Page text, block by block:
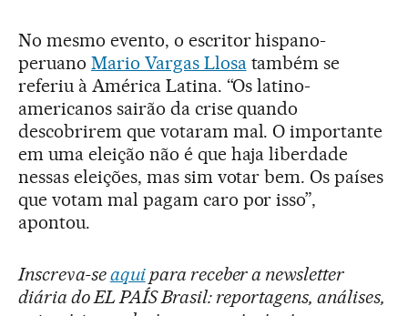
No mesmo evento, o escritor hispano-
peruano Mario Vargas Llosatambém se
referiu à América Latina. “Os latino-
americanos sairão da crise quando
descobrirem que votaram mal. O importante
em uma eleição não é que haja liberdade
nessas eleições, mas sim votar bem. Os países
que votam mal pagam caro por isso”,
apontou.
Inscreva-seaquipara receber a newsletter
diária do EL PAÍS Brasil: reportagens, análises,